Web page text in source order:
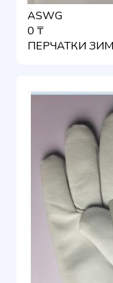
ASWG
0 ₸
ПЕРЧАТКИ